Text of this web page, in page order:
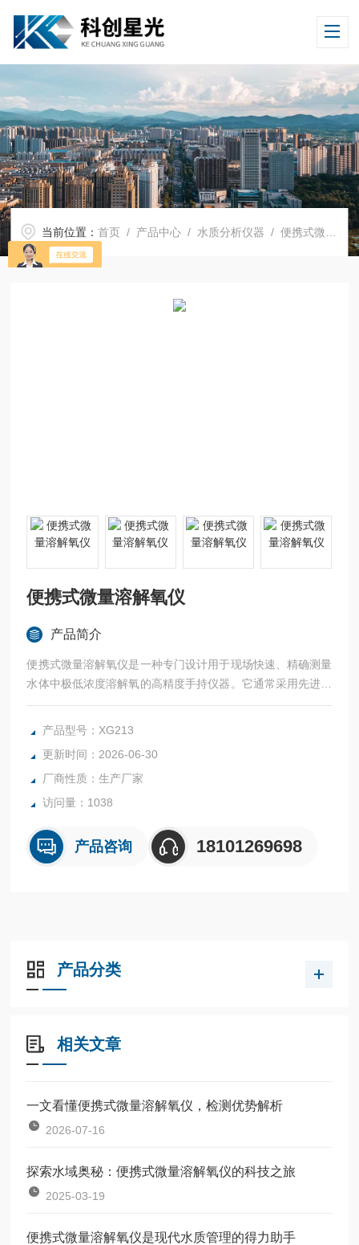
当前位置：首页 / 产品中心 / 水质分析仪器 /便携式微量溶解氧仪
便携式微量溶解氧仪
产品简介
便携式微量溶解氧仪是一种专门设计用于现场快速、精确测量
水体中极低浓度溶解氧的高精度手持仪器。它通常采用先进的
荧光法原理，通过蓝光激发特定荧光物质，并检测其荧光寿命
来计算出氧含量，避免了传统电极法的耗氧和漂移问题。
产品型号：XG213
更新时间：2026-06-30
厂商性质：生产厂家
访问量：1038
产品咨询 18101269698
产品分类
相关文章
一文看懂便携式微量溶解氧仪，检测优势解析
2026-07-16
探索水域奥秘：便携式微量溶解氧仪的科技之旅
2025-03-19
便携式微量溶解氧仪是现代水质管理的得力助手